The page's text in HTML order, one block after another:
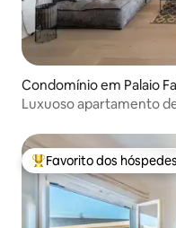
Condomínio em Palaio
Luxuoso apartamento
Favoritos dos hóspedes
Favorito dos hóspedes